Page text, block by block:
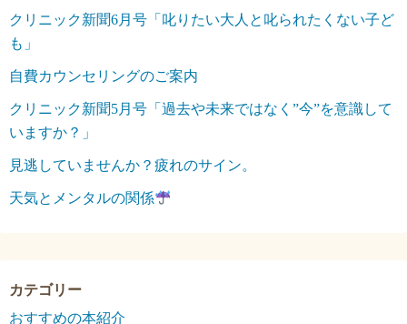
クリニック新聞6月号「叱りたい大人と叱られたくない子ど
も」
自費カウンセリングのご案内
クリニック新聞5月号「過去や未来ではなく”今”を意識して
いますか？」
見逃していませんか？疲れのサイン。
天気とメンタルの関係
おすすめの本紹介